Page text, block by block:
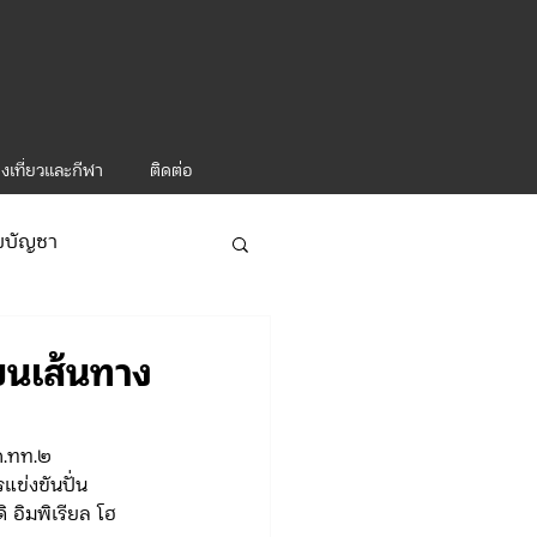
เที่ยวและกีฬา ติดต่อ
บัญชา
เส้นทาง
.ทท.๒
แข่งขันปั่น
อิมพิเรียล โฮ